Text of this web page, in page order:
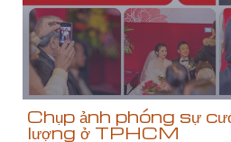
Chụp ảnh phóng sự
lượng ở TPHCM